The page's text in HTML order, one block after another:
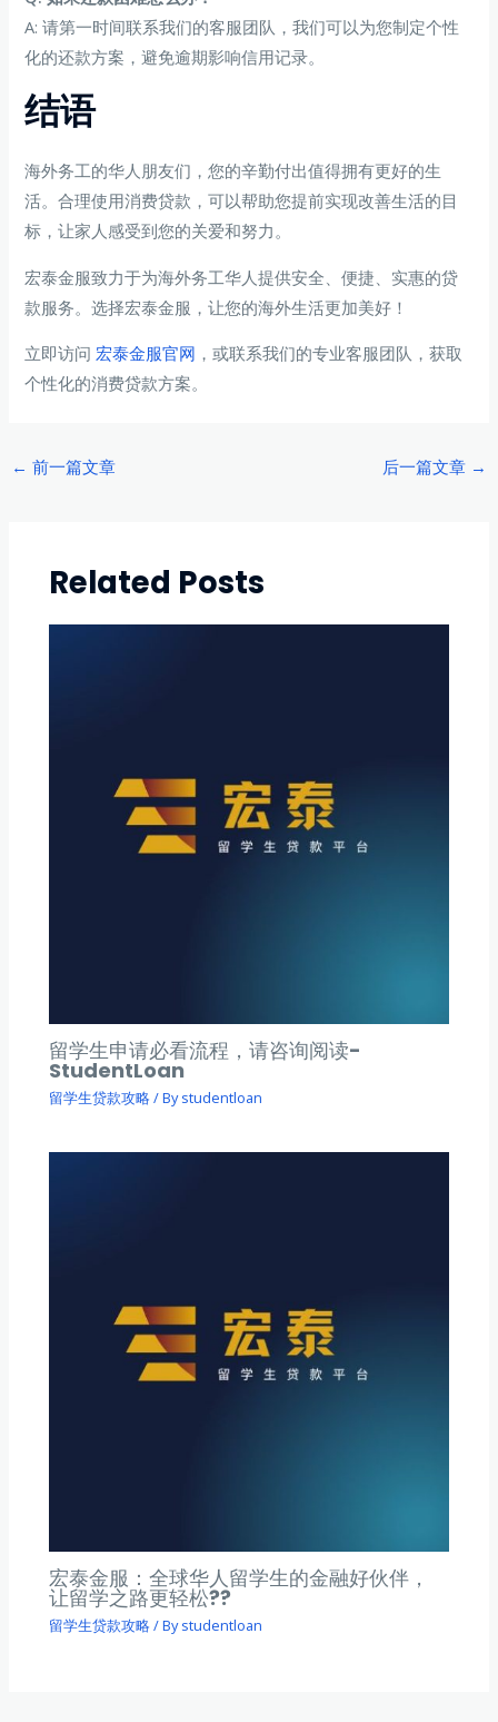
A: 请第一时间联系我们的客服团队，我们可以为您制定个性
化的还款方案，避免逾期影响信用记录。
结语
海外务工的华人朋友们，您的辛勤付出值得拥有更好的生
活。合理使用消费贷款，可以帮助您提前实现改善生活的目
标，让家人感受到您的关爱和努力。
宏泰金服致力于为海外务工华人提供安全、便捷、实惠的贷
款服务。选择宏泰金服，让您的海外生活更加美好！
立即访问宏泰金服官网 ，或联系我们的专业客服团队，获取
个性化的消费贷款方案。
Post
← 前一篇文章 后一篇文章 →
Related Posts
留学生申请必看流程，请咨询阅读-
StudentLoan
留学生贷款攻略/ Bystudentloan
宏泰金服：全球华人留学生的金融好伙伴，
让留学之路更轻松??
留学生贷款攻略/ Bystudentloan